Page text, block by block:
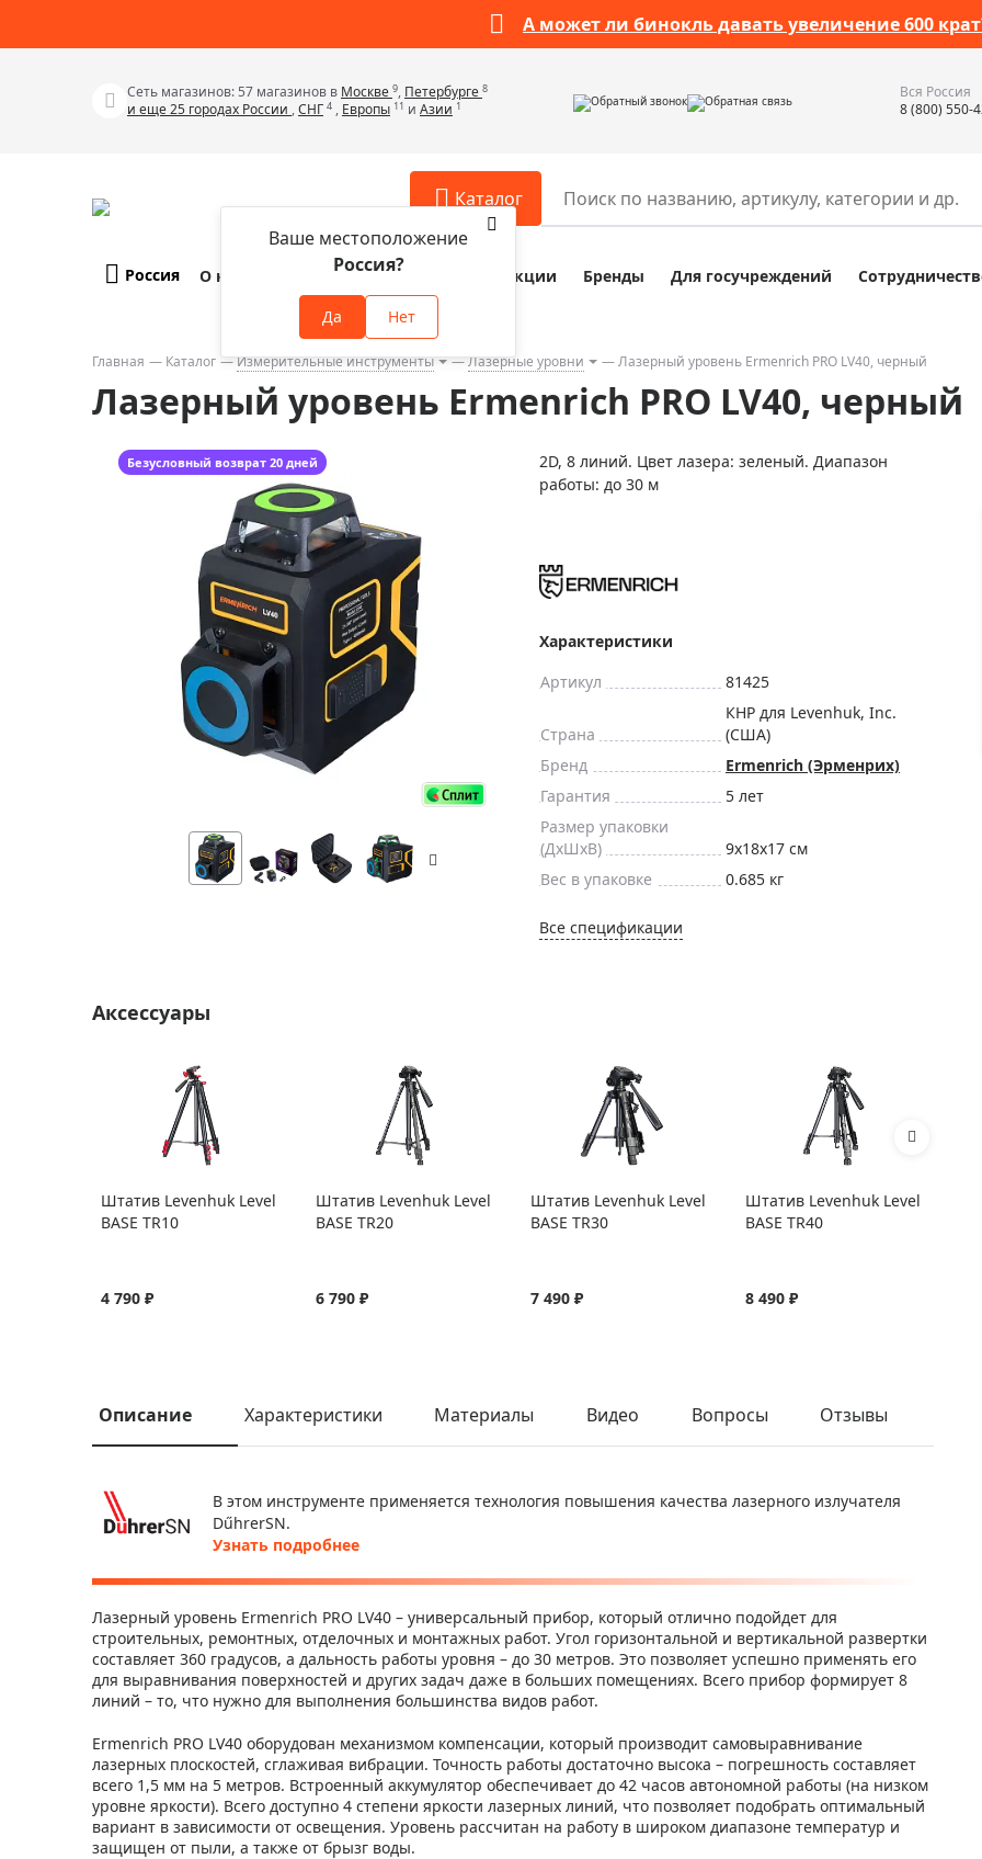
А может ли бинокль давать увеличение 600
Сеть магазинов: 57 магазинов в Москве 9, Петербурге 8
и еще 25 городах России ,СНГ 4 , Европы 11 и Азии 1 Обратный звонок Обратная связь
Вся Россия
8 (800) 550-
Каталог
Телескопы
Бинокли
Зрительные трубы
Лупы
Приборы ночного видения
Тепловизоры
Фотогаджеты
Метеостанции, барометры, часы
Discovery (Дискавери)
Оптика для детей Levenhuk LabZZ
Подарки
Хиты продаж
Аксессуары для микроскопов
Аксессуары для зрительных труб
Аксессуары для луп
Аксессуары для приборов ночного
Распродажа оптики по специальным
Распродажа выставочных образцов
Разное
Компасы
Наборы исследователя
Наборы для химических
Глобусы
Фонари
Элементы питания, карты
Фотоловушки
Фотооборудование
Россия
Ваше местоположение
Россия?
Да Нет
О компании Оплата и доставка Акции Бренды Для госучреждений
Главная Каталог Измерительные инструменты Лазерные уровни Лазерный уровень Ermenrich PRO LV40, черный
Лазерный уровень Ermenrich PRO LV40, черный
Безусловный возврат 20 дней
2D, 8 линий. Цвет лазера: зеленый. Диапазон
работы: до 30 м
Характеристики
Артикул
81425
Страна
КНР для Levenhuk, Inc.
(США)
Бренд
Ermenrich (Эрменрих)
Гарантия
5 лет
Размер упаковки
(ДxШxВ)
9x18x17 см
Вес в упаковке
0.685 кг
Все спецификации
Аксессуары
Штатив Levenhuk Level
BASE TR10
4 790 ₽
Штатив Levenhuk Level
BASE TR20
6 790 ₽
Штатив Levenhuk Level
BASE TR30
7 490 ₽
Штатив Levenhuk Level
BASE TR40
8 490 ₽
Описание Характеристики Материалы Видео Вопросы Отзывы
В этом инструменте применяется технология повышения качества лазерного излучателя
DűhrerSN.
Узнать подробнее
Лазерный уровень Ermenrich PRO LV40 – универсальный прибор, который отлично подойдет для
строительных, ремонтных, отделочных и монтажных работ. Угол горизонтальной и вертикальной развертки
составляет 360 градусов, а дальность работы уровня – до 30 метров. Это позволяет успешно применять его
для выравнивания поверхностей и других задач даже в больших помещениях. Всего прибор формирует 8
линий – то, что нужно для выполнения большинства видов работ.
Ermenrich PRO LV40 оборудован механизмом компенсации, который производит самовыравнивание
лазерных плоскостей, сглаживая вибрации. Точность работы достаточно высока – погрешность составляет
всего 1,5 мм на 5 метров. Встроенный аккумулятор обеспечивает до 42 часов автономной работы (на низком
уровне яркости). Всего доступно 4 степени яркости лазерных линий, что позволяет подобрать оптимальный
вариант в зависимости от освещения. Уровень рассчитан на работу в широком диапазоне температур и
защищен от пыли, а также от брызг воды.